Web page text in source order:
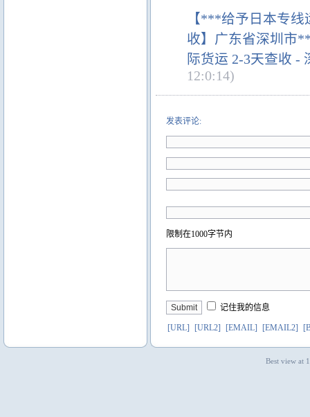
【***给予日本专
收】广东省深圳市
际货运 2-3天查收 -
12:0:14)
发表评论:
限制在1000字节内
记住我的信息
[URL] [URL2] [EMAIL] [EMAIL2]
Best view at